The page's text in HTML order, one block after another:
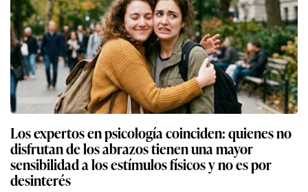
Los expertos en psicología coinciden: quienes no
disfrutan de los abrazos tienen una mayor
sensibilidad a los estímulos físicos y no es por
desinterés